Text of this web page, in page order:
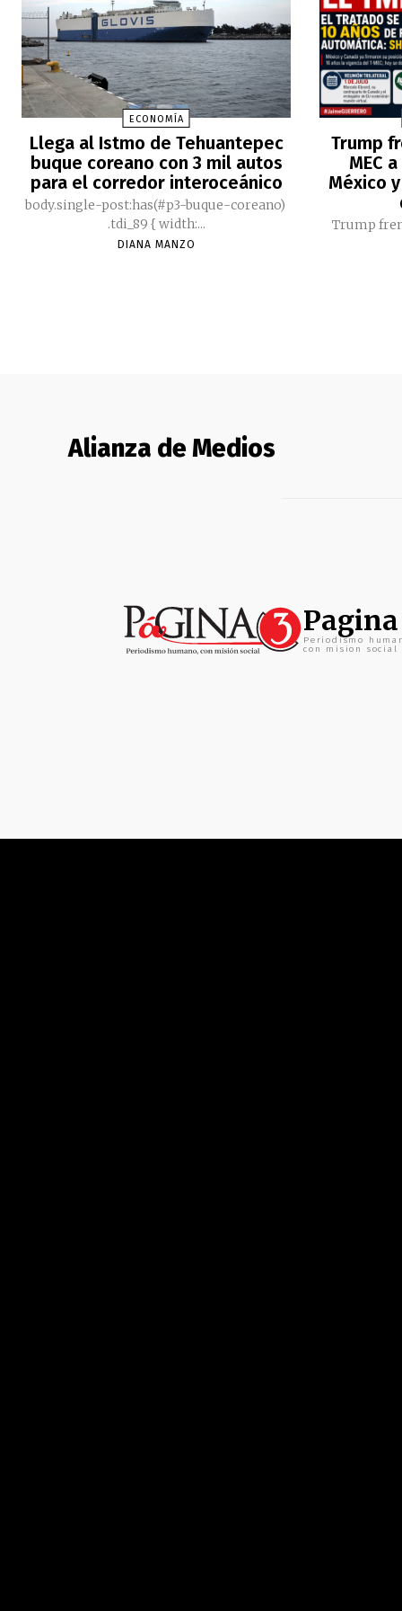
ECONOMÍA
Llega al Istmo de Tehuantepec
buque coreano con 3 mil autos
para el corredor interoceánico
body.single-post:has(#p3-buque-coreano)
.tdi_89 { width:...
DIANA MANZO
Trump
MEC
México
Trump
Alianza de Medios
Periodismo
con mision social